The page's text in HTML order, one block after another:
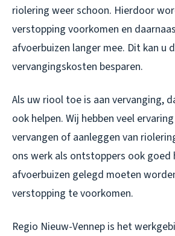
riolering weer schoon. Hierdoor
verstopping voorkomen en
afvoerbuizen langer mee. Dit kan u
vervangingskosten besparen.
Als uw riool toe is aan vervanging,
ook helpen. Wij hebben veel
vervangen of aanleggen van
ons werk als ontstoppers ook goed
afvoerbuizen gelegd moeten
verstopping te voorkomen.
Regio Nieuw-Vennep is het